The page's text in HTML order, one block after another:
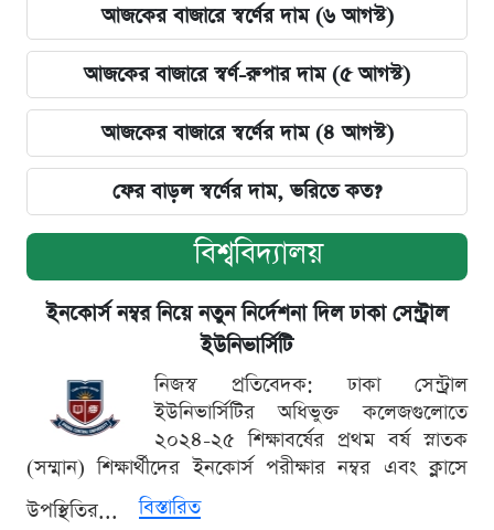
আজকের বাজারে স্বর্ণের দাম (৬ আগস্ট)
আজকের বাজারে স্বর্ণ-রুপার দাম (৫ আগস্ট)
আজকের বাজারে স্বর্ণের দাম (৪ আগস্ট)
ফের বাড়ল স্বর্ণের দাম, ভরিতে কত?
বিশ্ববিদ্যালয়
ইনকোর্স নম্বর নিয়ে নতুন নির্দেশনা দিল ঢাকা সেন্ট্রাল
ইউনিভার্সিটি
নিজস্ব প্রতিবেদক: ঢাকা সেন্ট্রাল
ইউনিভার্সিটির অধিভুক্ত কলেজগুলোতে
২০২৪-২৫ শিক্ষাবর্ষের প্রথম বর্ষ স্নাতক
(সম্মান) শিক্ষার্থীদের ইনকোর্স পরীক্ষার নম্বর এবং ক্লাসে
উপস্থিতির...
বিস্তারিত